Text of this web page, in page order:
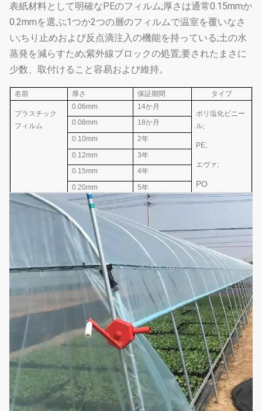
表紙材料として明確なPEのフィルム;厚さは通常0.15mmか
0.2mmを選ぶ;1つか2つの層のフィルムで温室を覆いなさ
い;ちり止めおよび反点滴注入の機能を持っている;土の水
蒸発を減らすため;紫外線ブロックの処置;要されたまさに
少数、取付けること容易および維持。
名前 厚さ 保証期間 タイプ
プラスチック
フィルム
0.06mm
14か月
ポリ塩化ビニー
ル;
PE;
エヴァ;
PO
0.08mm
18か月
0.10mm
2年
0.12mm
3年
0.15mm
4年
0.20mm
5年